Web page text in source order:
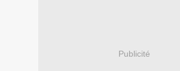
Publicité